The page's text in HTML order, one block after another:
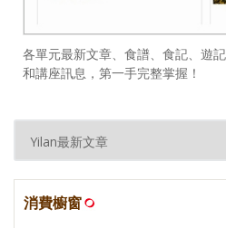
各單元最新文章、食譜、食記、遊
和講座訊息，第一手完整掌握！
消費櫥窗